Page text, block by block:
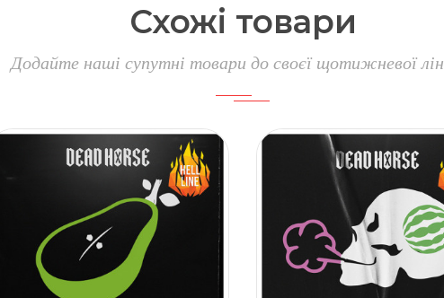
Схожі товари
Додайте наші супутні товари до своєї щотижневої